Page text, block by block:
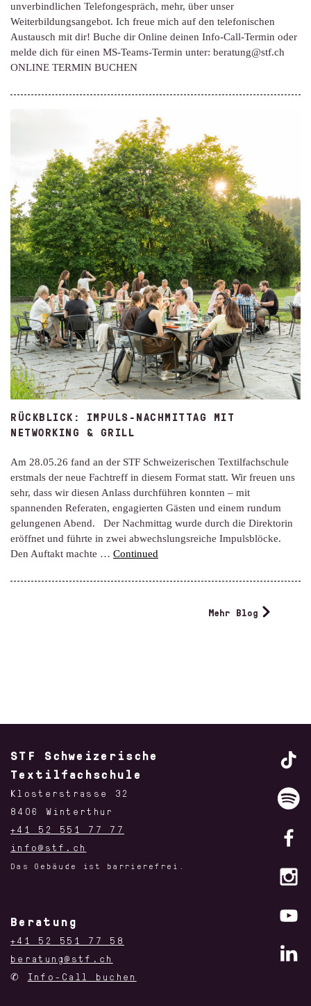
unverbindlichen Telefongespräch, mehr, über unser
Weiterbildungsangebot. Ich freue mich auf den telefonischen
Austausch mit dir! Buche dir Online deinen Info-Call-Termin oder
melde dich für einen MS-Teams-Termin unter: beratung@stf.ch
ONLINE TERMIN BUCHEN
RÜCKBLICK: IMPULS-NACHMITTAG MIT
NETWORKING & GRILL
Am 28.05.26 fand an der STF Schweizerischen Textilfachschule
erstmals der neue Fachtreff in diesem Format statt. Wir freuen uns
sehr, dass wir diesen Anlass durchführen konnten – mit
spannenden Referaten, engagierten Gästen und einem rundum
gelungenen Abend. Der Nachmittag wurde durch die Direktorin
eröffnet und führte in zwei abwechslungsreiche Impulsblöcke.
Den Auftakt machte … Continued
Mehr Blog
STF Schweizerische
Textilfachschule
Klosterstrasse 32
8406 Winterthur
+41 52 551 77 77
info@stf.ch
Das Gebäude ist barrierefrei.
Beratung
+41 52 551 77 58
beratung@stf.ch
✆ Info-Call buchen